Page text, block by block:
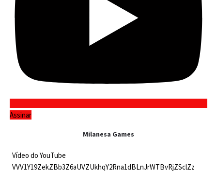
Assinar
Milanesa Games
Vídeo do YouTube
VVV1Y19ZekZBb3Z6aUVZUkhqY2Rna1dBLnJrWTBvRjZSclZz